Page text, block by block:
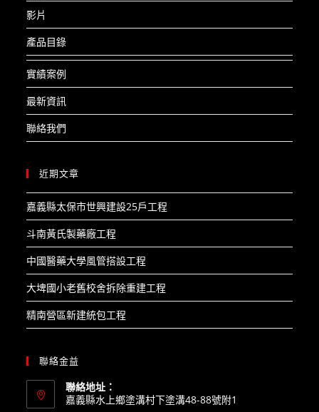
影片
產品目錄
實績案例
最新資訊
聯絡我們
近期文章
嘉義縣太保市世興建設25戶工程​
斗南黃氏製藥廠工程​
中國醫藥大學風管搭設工程​
大埤國小老舊校舍拆除重建工程​
精南營區新建統包工程
聯絡金益
聯絡地址：
嘉義縣水上鄉塗溝村下塗溝48-88號附1